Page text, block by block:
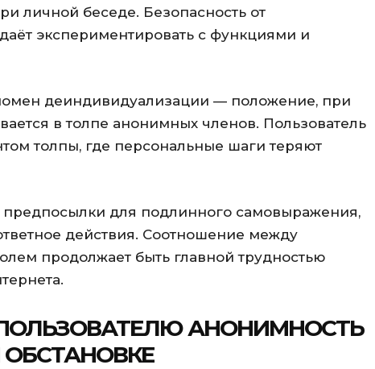
личной беседе. Безопасность от
экспериментировать с функциями и
деиндивидуализации — положение, при
в толпе анонимных членов. Пользователь
толпы, где персональные шаги теряют
для подлинного самовыражения,
действия. Соотношение между
продолжает быть главной трудностью
АНОНИМНОСТЬ